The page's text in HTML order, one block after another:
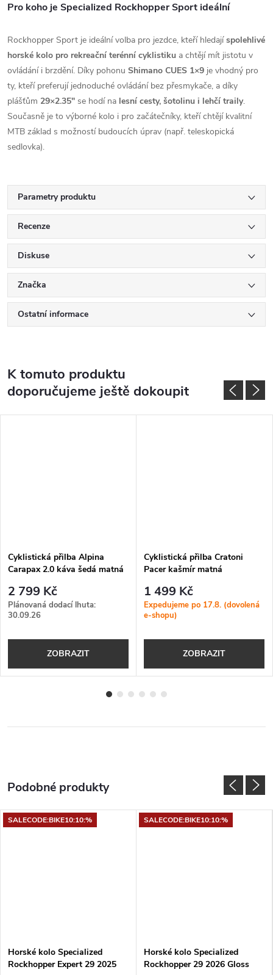
Pro koho je Specialized Rockhopper Sport ideální
Rockhopper Sport je ideální volba pro jezdce, kteří hledajíspolehlivé
horské kolo pro rekreační terénní cyklistiku a chtějí mít jistotu v
ovládání i brzdění. Díky pohonu Shimano CUES 1×9 je vhodný pro
ty, kteří preferují jednoduché ovládání bez přesmykače, a díky
plášťům 29×2.35" se hodí na lesní cesty, šotolinu i lehčí traily.
Současně je to výborné kolo i pro začátečníky, kteří chtějí kvalitní
MTB základ s možností budoucích úprav (např. teleskopická
sedlovka).
Parametry produktu
Recenze
Diskuse
Značka
Ostatní informace
K tomuto produktu
doporučujeme ještě dokoupit
Cyklistická přilba Alpina
Carapax 2.0 káva šedá matná
2 799 Kč
Plánovaná dodací lhuta:
30.09.26
ZOBRAZIT
Cyklistická přilba Cratoni
Pacer kašmír matná
1 499 Kč
Expedujeme po 17.8. (dovolená
e-shopu)
ZOBRAZIT
SALECODE:BIKE10:10:%
Horské kolo Specialized
Rockhopper Expert 29 2025
SALECODE:BIKE10:10:%
Horské kolo Specialized
Rockhopper 29 2026 Gloss